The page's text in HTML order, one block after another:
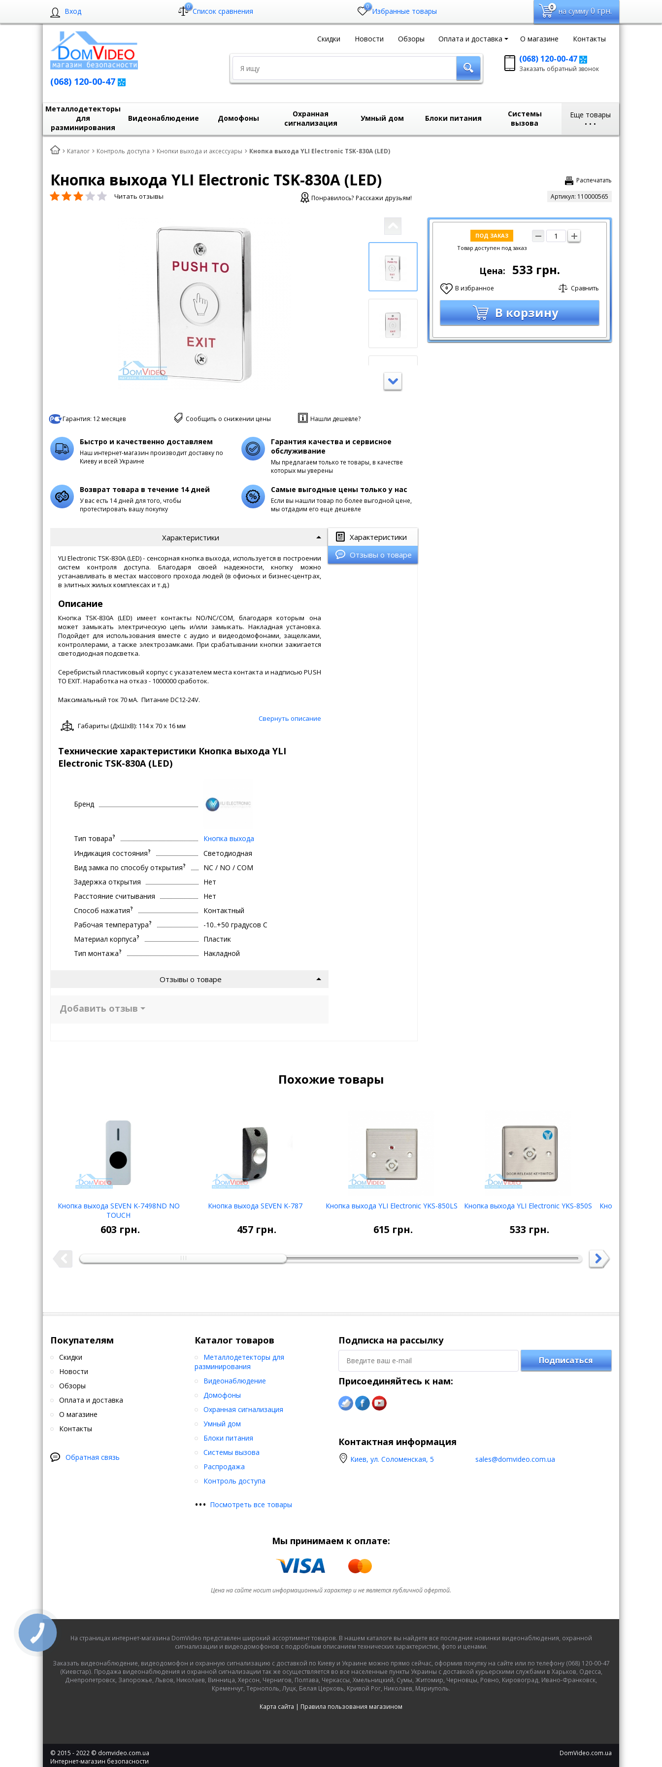
Вход 0 Список сравнения 0 Избранные товары 0 на сумму 0грн.
Скидки Новости Обзоры Оплата и доставка О магазине Контакты
(068) 120-00-47
(068) 120-00-47
Заказать обратный
Заказать обратный звонок
Еще товары
• • •
Металлодетекторы
для
разминирования
Видеонаблюдение Домофоны
Охранная
сигнализация
Умный дом Блоки питания
Системы
вызова
Каталог Контроль доступа Кнопки выхода и аксессуары Кнопка выхода YLI Electronic TSK-830A (LED)
Распечатать
Кнопка выхода YLI Electronic TSK-830A (LED)
Читать отзывы Понравилось? Расскажи друзьям! Артикул: 110000565
Гарантия: 12 месяцев Сообщить о снижении цены Нашли дешевле?
ПОД ЗАКАЗ
Товар доступен под заказ
Цена: 533 грн.
0 В избранное Сравнить
В корзину
Быстро и качественно доставляем
Наш интернет-магазин производит доставку по
Киеву и всей Украине
Гарантия качества и сервисное
обслуживание
Мы предлагаем только те товары, в качестве
которых мы уверены
Возврат товара в течение 14 дней
У вас есть 14 дней для того, чтобы
протестировать вашу покупку
Самые выгодные цены только у нас
Если вы нашли товар по более выгодной цене,
мы отдадим его еще дешевле
Характеристики
Отзывы о товаре
Характеристики
YLI Electronic TSK-830A (LED) - сенсорная кнопка выхода, используется в построении
систем контроля доступа. Благодаря своей надежности, кнопку можно
устанавливать в местах массового прохода людей (в офисных и бизнес-центрах,
в элитных жилых комплексах и т.д.)
Описание
Кнопка TSK-830A (LED) имеет контакты NO/NC/COM, благодаря которым она
может замыкать электрическую цепь и/или замыкать. Накладная установка.
Подойдет для использования вместе с аудио и видеодомофонами, защелками,
контроллерами, а также электрозамками. При срабатывании кнопки зажигается
светодиодная подсветка.
Серебристый пластиковый корпус с указателем места контакта и надписью PUSH
TO EXIT. Наработка на отказ - 1000000 сработок.
Максимальный ток 70 мA. Питание DC12-24V.
Свернуть описание
Габариты (ДxШxВ): 114 x 70 x 16 мм
Технические характеристики Кнопка выхода YLI
Electronic TSK-830A (LED)
Бренд
Тип товара?
Кнопка выхода
Индикация состояния?
Светодиодная
Вид замка по способу открытия?
NC / NO / COM
Задержка открытия
Нет
Расстояние считывания
Нет
Способ нажатия?
Контактный
Рабочая температура?
-10..+50 градуcов С
Материал корпуса?
Пластик
Тип монтажа? Накладной
Отзывы о товаре
Добавить отзыв
Похожие товары
Кнопка выхода SEVEN K-7498ND NO
TOUCH
603 грн.
НЕТ В
НАЛИЧИИ
Кнопка выхода SEVEN K-787
457грн.
Кнопка выхода YLI Electronic YKS-850LS
615 грн.
Кнопка выхода YLI Electronic YKS-850S
533 грн.
Кнопка выхода
Покупателям
Скидки
Новости
Обзоры
Оплата и доставка
О магазине
Контакты
Обратная связь
Каталог товаров
Металлодетекторы для
разминирования
Видеонаблюдение
Домофоны
Охранная сигнализация
Умный дом
Блоки питания
Системы вызова
Распродажа
Контроль доступа
••• Посмотреть все товары
Подписка на рассылку
Подписаться
Присоединяйтесь к нам:
Контактная информация
Киев, ул. Соломенская, 5 sales@domvideo.com.ua
Мы принимаем к оплате:
Цена на сайте носит информационный характер и не является публичной офертой.
На страницах интернет-магазина DomVideo представлен широкий ассортимент товаров. В нашем каталоге вы найдете все последние новинки видеонаблюдения, охранной
сигнализации и видеодомофонов с подробным описанием технических характеристик, фото и ценами.
Заказать видеонаблюдение, видеодомофон и охранную сигнализацию с доставкой по Киеву и Украине можно прямо сейчас, оформив покупку на сайте или по телефону (068) 120-00-47
(Киевстар). Продажа видеонаблюдения и охранной сигнализации так же осуществляется во все населенные пункты Украины с доставкой курьерскими службами в Харьков, Одесса,
Днепропетровск, Запорожье, Львов, Николаев, Винница, Херсон, Чернигов, Полтава, Черкассы, Хмельницкий, Сумы, Житомир, Черновцы, Ровно, Кировоград, Ивано-Франковск,
Кременчуг, Тернополь, Луцк, Белая Церковь, Кривой Рог, Николаев, Мариуполь.
Карта сайта | Правила пользования магазином
© 2015 - 2022 © domvideo.com.ua
Интернет-магазин безопасности
DomVideo.com.ua